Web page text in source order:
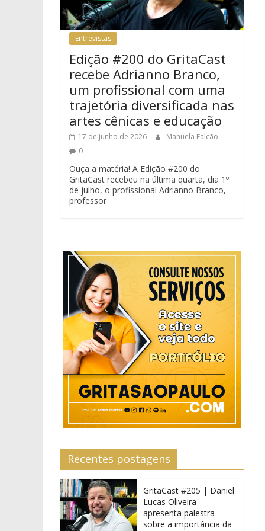
Entrevistas
Edição #200 do GritaCast
recebe Adrianno Branco,
um profissional com uma
trajetória diversificada nas
artes cênicas e educação
17 de junho de 2026
Manuela Falcão
0
Ouça a matéria! A Edição #200 do
GritaCast recebeu na última quarta, dia 1º
de julho, o profissional Adrianno Branco,
professor
Recentes postagens
GritaCast #205 | Daniel
Lucas Oliveira
apresenta palestra
sobre a importância da